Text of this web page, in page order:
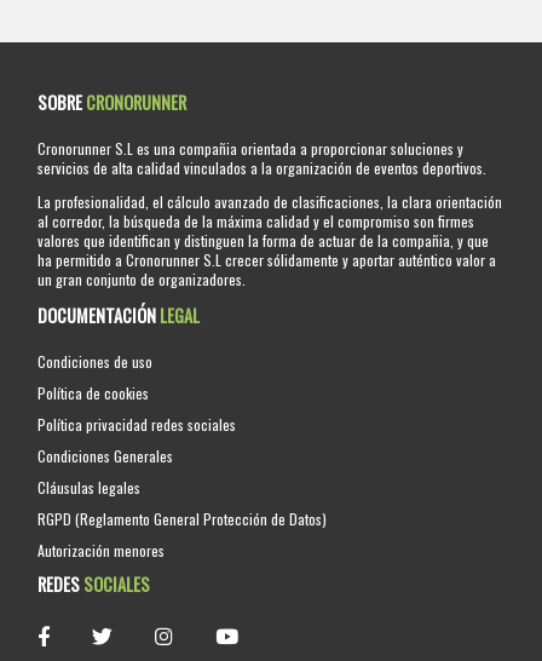
SOBRECRONORUNNER
Cronorunner S.L es una compañia orientada a proporcionar soluciones y
servicios de alta calidad vinculados a la organización de eventos deportivos.
La profesionalidad, el cálculo avanzado de clasificaciones, la clara orientación
al corredor, la búsqueda de la máxima calidad y el compromiso son firmes
valores que identifican y distinguen la forma de actuar de la compañia, y que
ha permitido a Cronorunner S.L crecer sólidamente y aportar auténtico valor a
un gran conjunto de organizadores.
DOCUMENTACIÓNLEGAL
Condiciones de uso
Política de cookies
Política privacidad redes sociales
Condiciones Generales
Cláusulas legales
RGPD (Reglamento General Protección de Datos)
Autorización menores
REDESSOCIALES